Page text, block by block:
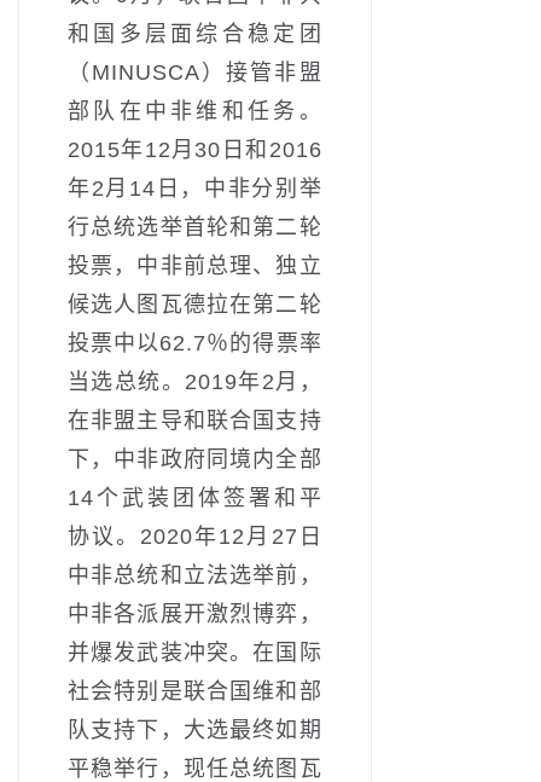
和国多层面综合稳定团
（MINUSCA）接管非盟
部队在中非维和任务。
2015年12月30日和2016
年2月14日，中非分别举
行总统选举首轮和第二轮
投票，中非前总理、独立
候选人图瓦德拉在第二轮
投票中以62.7％的得票率
当选总统。2019年2月，
在非盟主导和联合国支持
下，中非政府同境内全部
14个武装团体签署和平
协议。2020年12月27日
中非总统和立法选举前，
中非各派展开激烈博弈，
并爆发武装冲突。在国际
社会特别是联合国维和部
队支持下，大选最终如期
平稳举行，现任总统图瓦